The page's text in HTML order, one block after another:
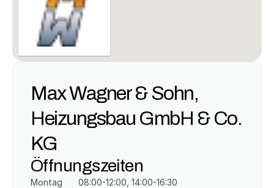
Max Wagner & Sohn,
Heizungsbau GmbH & Co.
KG
Öffnungszeiten
Montag
08:00-12:00, 14:00-16:30